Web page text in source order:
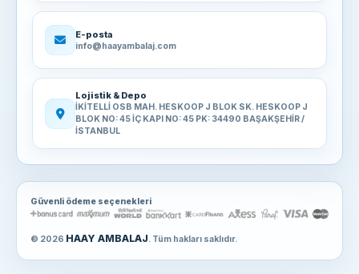
E-posta
info@haayambalaj.com
Lojistik & Depo
İKİTELLİ OSB MAH. HESKOOP J BLOK SK. HESKOOP J
BLOK NO: 45 İÇ KAPI NO: 45 PK: 34490 BAŞAKŞEHİR /
İSTANBUL
Güvenli ödeme seçenekleri
© 2026 HAAY AMBALAJ . Tüm hakları saklıdır.